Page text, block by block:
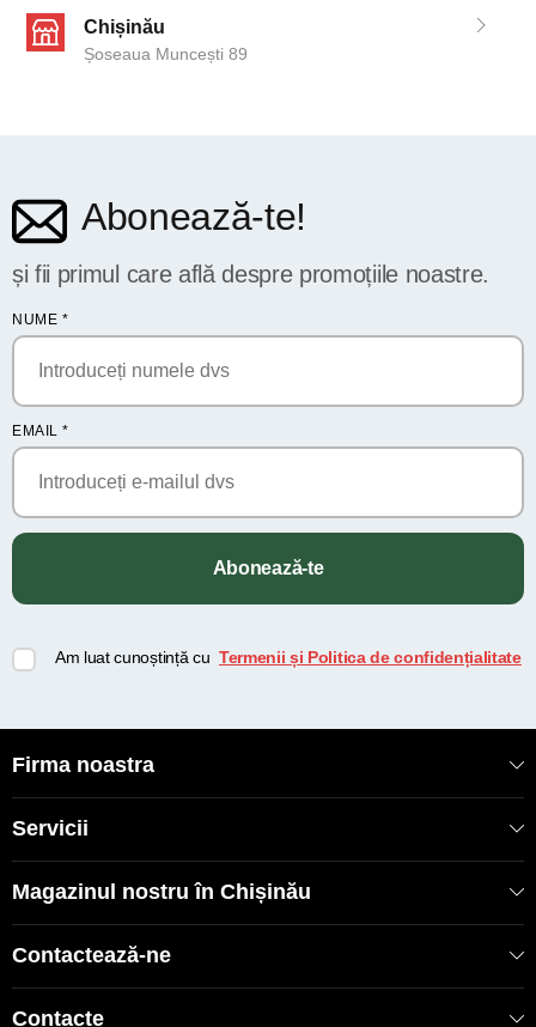
Chișinău
Șoseaua Muncești 89
Abonează-te!
și fii primul care află despre promoțiile noastre.
NUME *
EMAIL *
Abonează-te
Am luat cunoștință cu Termenii și Politica de confidențialitate
Firma noastra
Servicii
Magazinul nostru în Chișinău
Contactează-ne
Contacte